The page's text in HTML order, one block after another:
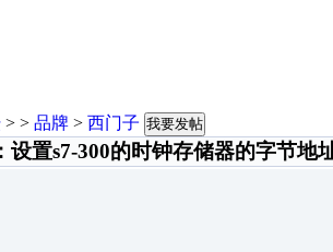
> > 品牌 > 西门子 我要发帖
设置s7-300的时钟存储器的字节地